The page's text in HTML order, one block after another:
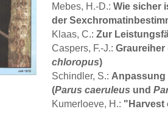
Mebes, H.-D.: Wie sicher
der
Klaas, C.: Zur
Caspers, F.-J.: Graureiher
chloropus)
Schindler, S.: Anpassung
(Parus caeruleus und
Kumerloeve, H.: "Harvest